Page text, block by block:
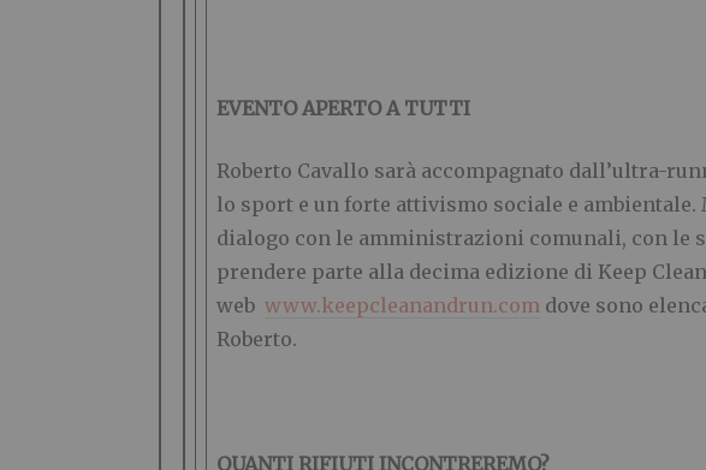
EVENTO APERTO A TUTTI
Roberto Cavallo sarà accompagnato dall’ultra-
lo sport e un forte attivismo sociale e
dialogo con le amministrazioni comunali, con le
prendere parte alla decima edizione di Keep
web www.keepcleanandrun.com dove sono
Roberto.
QUANTI RIFIUTI INCONTREREMO?